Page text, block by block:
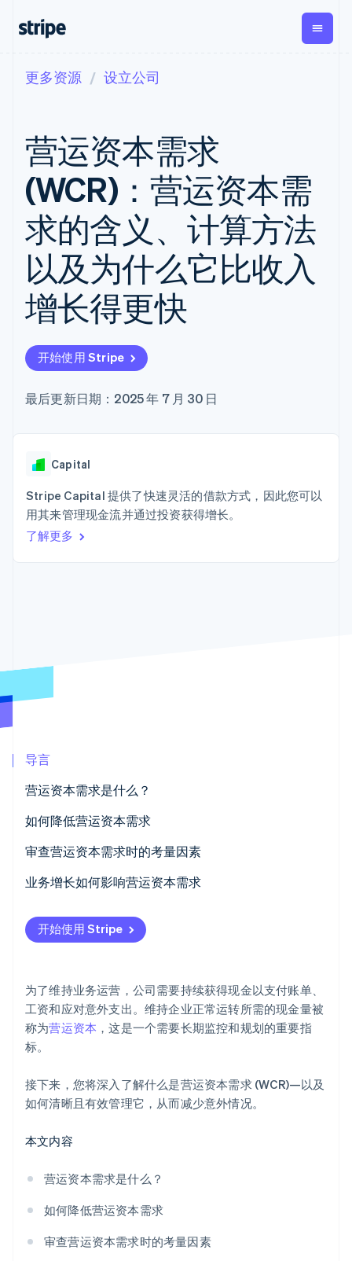
支付
在线支付
Payment links
无代码支付
Checkout
面
Elements
灵活的 UI 组件
支付方式
Access to
125+
Terminal
线下支付
Boost
支付成功率优
Link
营收
经常性收入
Metronome
按用量计费
Subscriptions
订阅管理
Invoicing
一次性或定期
账单
Tax
销售税和增值
税自动化
Revenue
Recognition
Stripe Sigma
自定义报告
数据同步
向第三
方打款
Crypto
钱包、
稳定币
发行和
发卡基
础设施
Product roadmap
了解未来规划
Radar
按企业阶段
按应用场景
智能体商务
加密货币
电子商务
嵌入式金融
财务自动化
全球化企业
应用内支付
交易市场
平台
SaaS
游戏
酒店、旅游与休闲
保险
专业服务
文档
库与 SDK
Stripe Apps
指南
接受线上付款
实施预建结账流程
构建平台或交易市场
管理订阅
提供按用量计费
发行稳定币支持的支付卡
资源
应用程序集成
学习
指南
支持
获取支持
管理支持方案
专业服务
公司
产品路线图
Sessions 年度大会
新闻编辑室
联系销售
成为合作伙伴
更多资源 设立公司
营运资本需求
(WCR)：营运资本需
求的含义、计算方法
以及为什么它比收入
增长得更快
开始使用 Stripe
最后更新日期：2025 年 7 月 30 日
Capital
Stripe Capital 提供了快速灵活的借款方式，因此您可以
用其来管理现金流并通过投资获得增长。
了解更多
导言
营运资本需求是什么？
如何降低营运资本需求
明智地管理库存
加快收款速度
与供应商协商付款期
使用短期融资
审查营运资本需求时的考量因素
流动性和流动比率
应收账款
库存
短期债务和融资方案
季节性和行业周期
业务增长如何影响营运资本需求
开始使用 Stripe
为了维持业务运营，公司需要持续获得现金以支付账单、
工资和应对意外支出。维持企业正常运转所需的现金量被
称为营运资本 ，这是一个需要长期监控和规划的重要指
标。
接下来，您将深入了解什么是营运资本需求 (WCR)—以及
如何清晰且有效管理它，从而减少意外情况。
本文内容
营运资本需求是什么？
如何降低营运资本需求
审查营运资本需求时的考量因素